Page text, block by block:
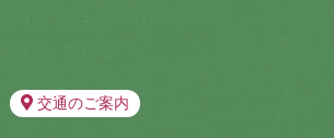
交通のご案内